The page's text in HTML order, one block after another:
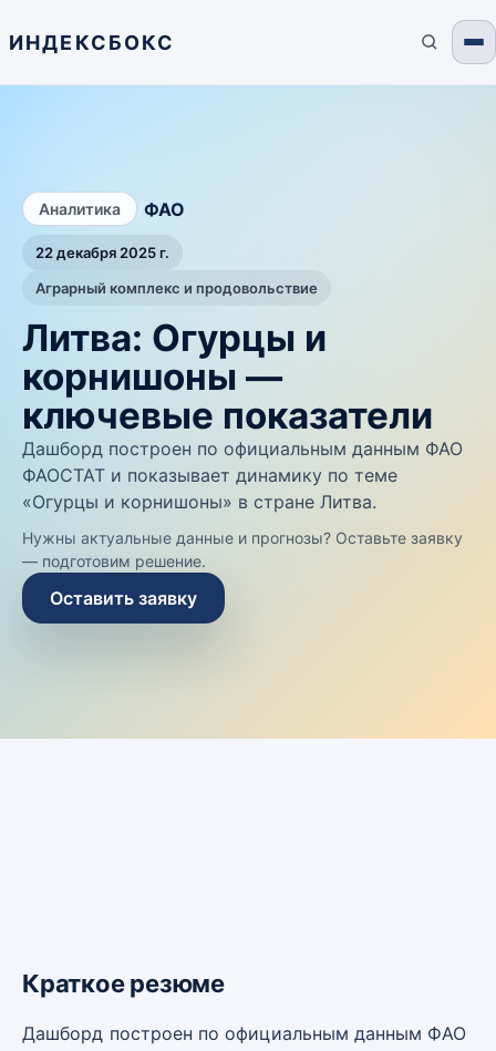
ИНДЕКСБОКС
Аналитика ФАО
22 декабря 2025 г.
Аграрный комплекс и продовольствие
Литва: Огурцы и
корнишоны —
ключевые показатели
Дашборд построен по официальным данным ФАО
ФАОСТАТ и показывает динамику по теме
«Огурцы и корнишоны» в стране Литва.
Нужны актуальные данные и прогнозы? Оставьте заявку
— подготовим решение.
Оставить заявку
Краткое резюме
Дашборд построен по официальным данным ФАО